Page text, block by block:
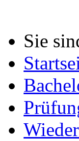
Sie